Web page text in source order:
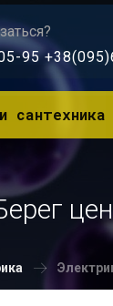
95
сантехника